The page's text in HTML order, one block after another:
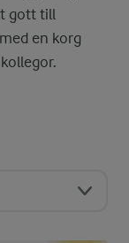
gott till
en korg